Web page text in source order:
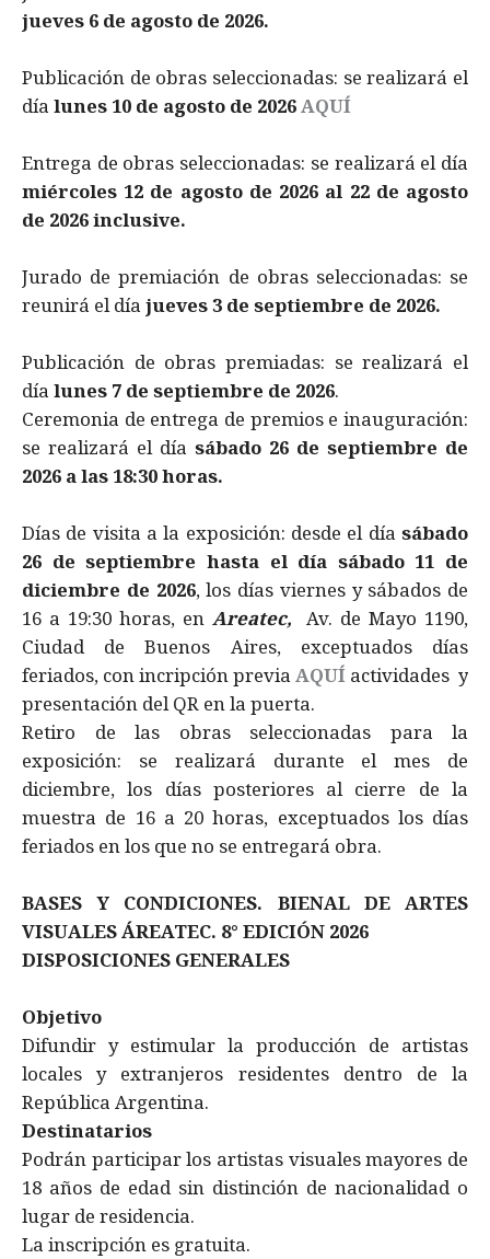
jueves 6 de agosto de 2026.
Publicación de obras seleccionadas: se realizará el
día lunes 10 de agosto de 2026AQUÍ
Entrega de obras seleccionadas: se realizará el día
miércoles 12 de agosto de 2026 al 22 de agosto
de 2026 inclusive.
Jurado de premiación de obras seleccionadas: se
reunirá el día jueves 3 de septiembre de 2026.
Publicación de obras premiadas: se realizará el
día lunes 7 de septiembre de 2026.
​Ceremonia de entrega de premios e inauguración:
se realizará el día sábado 26 de septiembre de
2026 a las 18:30 horas.
Días de visita a la exposición: desde el día sábado
26 de septiembre hasta el día sábado 11 de
diciembre de 2026, los días viernes y sábados de
16 a 19:30 horas, en Areatec, Av. de Mayo 1190,
Ciudad de Buenos Aires, exceptuados días
feriados, con incripción previa AQUÍ actividades y
presentación del QR en la puerta.
​Retiro de las obras seleccionadas para la
exposición: se realizará durante el mes de
diciembre, los días posteriores al cierre de la
muestra de 16 a 20 horas, exceptuados los días
feriados en los que no se entregará obra.
BASES Y CONDICIONES. BIENAL DE ARTES
VISUALES ÁREATEC. 8° EDICIÓN 2026
DISPOSICIONES GENERALES
Objetivo
Difundir y estimular la producción de artistas
locales y extranjeros residentes dentro de la
República Argentina.
Destinatarios
Podrán participar los artistas visuales mayores de
18 años de edad sin distinción de nacionalidad o
lugar de residencia.
​La inscripción es gratuita.